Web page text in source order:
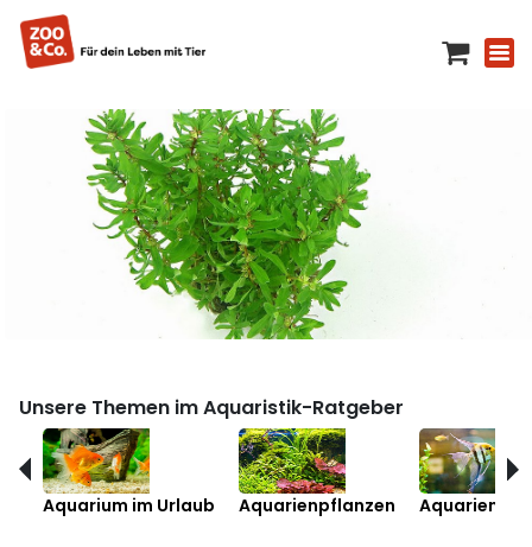
Unsere Themen im Aquaristik-Ratgeber
Aquarium im Urlaub Aquarienpflanzen